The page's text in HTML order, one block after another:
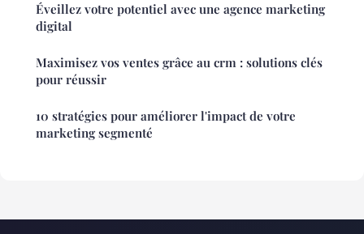
Éveillez votre potentiel avec une agence marketing
digital
Maximisez vos ventes grâce au crm : solutions clés
pour réussir
10 stratégies pour améliorer l'impact de votre
marketing segmenté